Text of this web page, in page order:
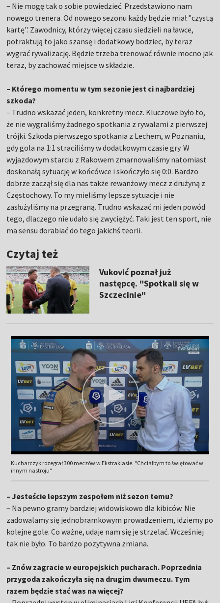
– Nie mogę tak o sobie powiedzieć. Przedstawiono nam
nowego trenera. Od nowego sezonu każdy będzie miał "czystą
kartę". Zawodnicy, którzy więcej czasu siedzieli na ławce,
potraktują to jako szansę i dodatkowy bodziec, by teraz
wygrać rywalizację. Będzie trzeba trenować równie mocno jak
teraz, by zachować miejsce w składzie.
– Którego momentu w tym sezonie jest ci najbardziej
szkoda?
– Trudno wskazać jeden, konkretny mecz. Kluczowe było to,
że nie wygraliśmy żadnego spotkania z rywalami z pierwszej
trójki. Szkoda pierwszego spotkania z Lechem, w Poznaniu,
gdy gola na 1:1 straciliśmy w dodatkowym czasie gry. W
wyjazdowym starciu z Rakowem zmarnowaliśmy natomiast
doskonałą sytuację w końcówce i skończyło się 0:0. Bardzo
dobrze zaczął się dla nas także rewanżowy mecz z drużyną z
Częstochowy. To my mieliśmy lepsze sytuacje i nie
zasłużyliśmy na przegraną. Trudno wskazać mi jeden powód
tego, dlaczego nie udało się zwyciężyć. Taki jest ten sport, nie
ma sensu dorabiać do tego jakichś teorii.
Czytaj też
Vuković poznał już
następcę. "Spotkali się w
Szczecinie"
Kucharczyk rozegrał 300 meczów w Ekstraklasie. "Chciałbym to świętować w
innym nastroju"
– Jesteście lepszym zespołem niż sezon temu?
– Na pewno gramy bardziej widowiskowo dla kibiców. Nie
zadowalamy się jednobramkowym prowadzeniem, idziemy po
kolejne gole. Co ważne, udaje nam się je strzelać. Wcześniej
tak nie było. To bardzo pozytywna zmiana.
– Znów zagracie w europejskich pucharach. Poprzednia
przygoda zakończyła się na drugim dwumeczu. Tym
razem będzie stać was na więcej?